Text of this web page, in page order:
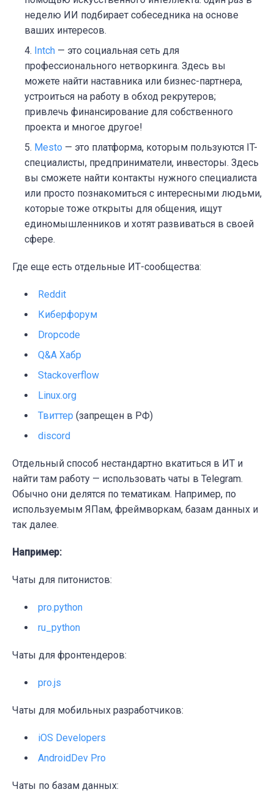
неделю ИИ подбирает собеседника на основе
ваших интересов.
Intch — это социальная сеть для
профессионального нетворкинга. Здесь вы
можете найти наставника или бизнес-партнера,
устроиться на работу в обход рекрутеров;
привлечь финансирование для собственного
проекта и многое другое!
Mesto — это платформа, которым пользуются IT-
специалисты, предприниматели, инвесторы. Здесь
вы сможете найти контакты нужного специалиста
или просто познакомиться с интересными людьми,
которые тоже открыты для общения, ищут
единомышленников и хотят развиваться в своей
сфере.
Где еще есть отдельные ИТ-сообщества:
Reddit
Киберфорум
Dropcode
Q&A Хабр
Stackoverflow
Linux.org
Твиттер (запрещен в РФ)
discord
Отдельный способ нестандартно вкатиться в ИТ и
найти там работу — использовать чаты в Telegram.
Обычно они делятся по тематикам. Например, по
используемым ЯПам, фреймворкам, базам данных и
так далее.
Например:
Чаты для питонистов:
pro.python
ru_python
Чаты для фронтендеров:
pro.js
Чаты для мобильных разработчиков:
iOS Developers
AndroidDev Pro
Чаты по базам данных: